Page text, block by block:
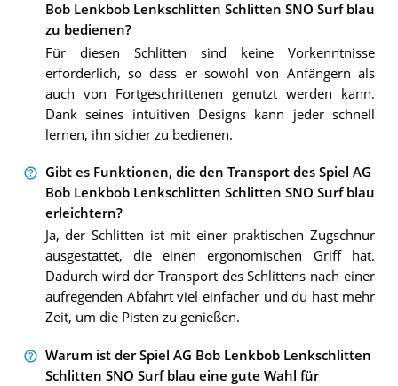
Bob Lenkbob Lenkschlitten Schlitten SNO Surf blau
zu bedienen?
Für diesen Schlitten sind keine Vorkenntnisse
erforderlich, so dass er sowohl von Anfängern als
auch von Fortgeschrittenen genutzt werden kann.
Dank seines intuitiven Designs kann jeder schnell
lernen, ihn sicher zu bedienen.
Gibt es Funktionen, die den Transport des Spiel AG
Bob Lenkbob Lenkschlitten Schlitten SNO Surf blau
erleichtern?
Ja, der Schlitten ist mit einer praktischen Zugschnur
ausgestattet, die einen ergonomischen Griff hat.
Dadurch wird der Transport des Schlittens nach einer
aufregenden Abfahrt viel einfacher und du hast mehr
Zeit, um die Pisten zu genießen.
Warum ist der Spiel AG Bob Lenkbob Lenkschlitten
Schlitten SNO Surf blau eine gute Wahl für